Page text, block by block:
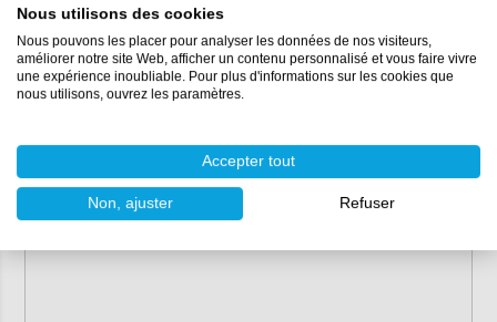
Nous utilisons des cookies
Nous pouvons les placer pour analyser les données de nos visiteurs,
améliorer notre site Web, afficher un contenu personnalisé et vous faire vivre
une expérience inoubliable. Pour plus d'informations sur les cookies que
nous utilisons, ouvrez les paramètres.
Accepter tout
Non, ajuster Refuser